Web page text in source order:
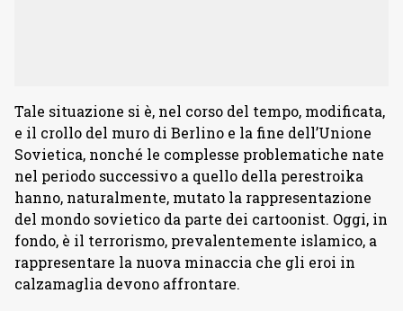
Tale situazione si è, nel corso del tempo, modificata,
e il crollo del muro di Berlino e la fine dell’Unione
Sovietica, nonché le complesse problematiche nate
nel periodo successivo a quello della perestroika
hanno, naturalmente, mutato la rappresentazione
del mondo sovietico da parte dei cartoonist. Oggi, in
fondo, è il terrorismo, prevalentemente islamico, a
rappresentare la nuova minaccia che gli eroi in
calzamaglia devono affrontare.